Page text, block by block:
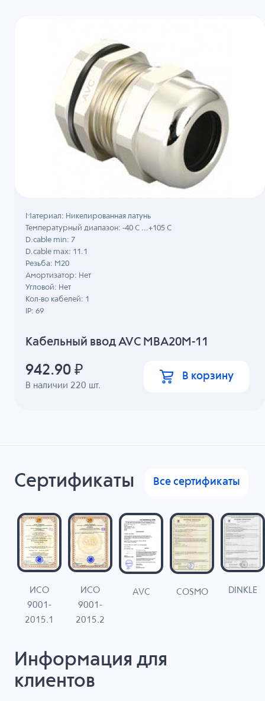
Кабельный ввод AVC MBA20M-11
В наличии 220 шт.
Материал: Никелированная латунь
Температурный диапазон: -40 C ...+105 C
D.cable min: 7
D.cable max: 11.1
Резьба: M20
Амортизатор: Нет
Угловой: Нет
Кол-во кабелей: 1
IP: 69
942.90 ₽ В корзину
Сертификаты Все сертификаты
ИСО
9001-
2015.1
ИСО
9001-
2015.2
AVC COSMO DINKLE
Информация для
клиентов